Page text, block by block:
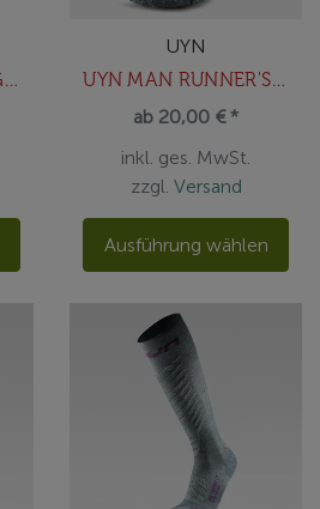
UYN MAN TREKKING 2IN MERINO SOCKS
UYN
UYN MAN RUNNER'S ONE SHORT SOCKS
ab 20,00 € *
inkl. ges. MwSt.
zzgl. Versand
Ausführung wählen